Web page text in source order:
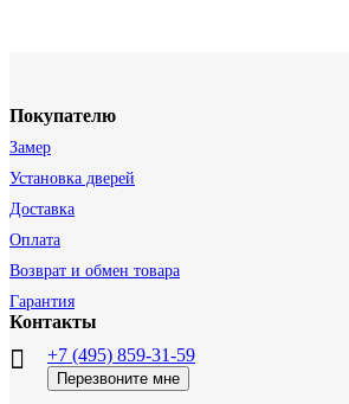
Покупателю
Замер
Установка дверей
Доставка
Оплата
Возврат и обмен товара
Гарантия
Контакты
+7 (495) 859-31-59
Перезвоните мне